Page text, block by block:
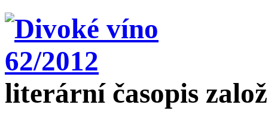
literární časopis